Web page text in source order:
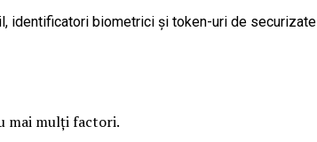
identificatori biometrici și token-uri de securizate
mai mulți factori.